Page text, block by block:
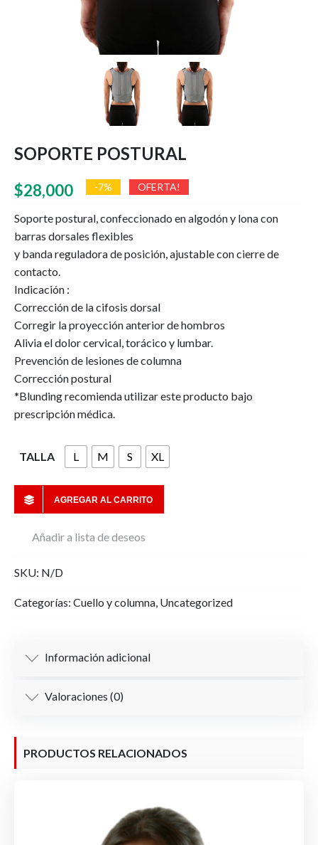
SOPORTE POSTURAL
$28,000 -7% OFERTA!
Soporte postural, confeccionado en algodón y lona con
barras dorsales flexibles
y banda reguladora de posición, ajustable con cierre de
contacto.
Indicación :
Corrección de la cifosis dorsal
Corregir la proyección anterior de hombros
Alivia el dolor cervical, torácico y lumbar.
Prevención de lesiones de columna
Corrección postural
*Blunding recomienda utilizar este producto bajo
prescripción médica.
TALLA L M S XL
AGREGAR AL CARRITO
Añadir a lista de deseos
SKU: N/D
Categorías: Cuello y columna, Uncategorized
Información adicional
Valoraciones (0)
PRODUCTOS RELACIONADOS